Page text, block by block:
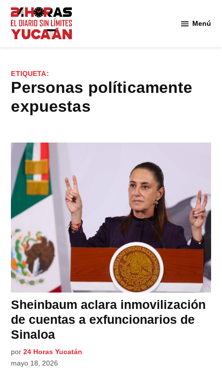
Saltar
contenido
Menú
ETIQUETA:
personas políticamente
expuestas
Sheinbaum aclara inmovilización
de cuentas a exfuncionarios de
Sinaloa
por 24 Horas Yucatán
mayo 18, 2026